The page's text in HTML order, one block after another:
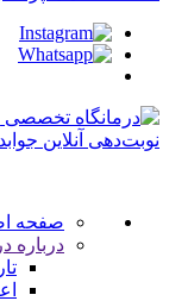
نوبت‌دهی آنلاین
صفحه
درباره